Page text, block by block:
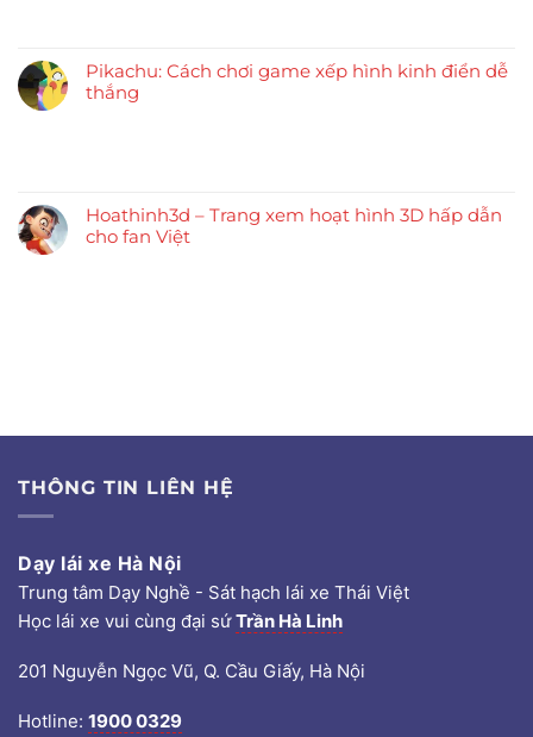
Pikachu: Cách chơi game xếp hình kinh điển dễ
thắng
Hoathinh3d – Trang xem hoạt hình 3D hấp dẫn
cho fan Việt
THÔNG TIN LIÊN HỆ
Dạy lái xe Hà Nội
Trung tâm Dạy Nghề - Sát hạch lái xe Thái Việt
Học lái xe vui cùng đại sứTrần Hà Linh
201 Nguyễn Ngọc Vũ, Q. Cầu Giấy, Hà Nội
Hotline: 1900 0329